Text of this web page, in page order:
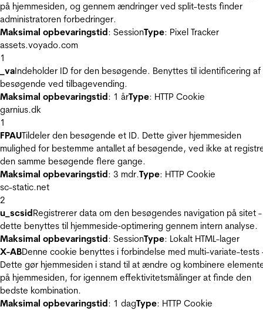
på hjemmesiden, og gennem ændringer ved split-tests finder
administratoren forbedringer.
Maksimal opbevaringstid: SessionType: Pixel Tracker
assets.voyado.com
1
_vaIndeholder ID for den besøgende. Benyttes til identificering af
besøgende ved tilbagevending.
Maksimal opbevaringstid: 1 årType: HTTP Cookie
garnius.dk
1
FPAUTildeler den besøgende et ID. Dette giver hjemmesiden
mulighed for bestemme antallet af besøgende, ved ikke at
den samme besøgende flere gange.
Maksimal opbevaringstid: 3 mdr.Type: HTTP Cookie
sc-static.net
2
u_scsidRegistrerer data om den besøgendes navigation på sitet -
dette benyttes til hjemmeside‐optimering gennem intern analyse.
Maksimal opbevaringstid: SessionType: Lokalt HTML-lager
X-ABDenne cookie benyttes i forbindelse med multi-variate-tests
Dette gør hjemmesiden i stand til at ændre og kombinere
på hjemmesiden, for igennem effektivitetsmålinger at finde den
bedste kombination.
Maksimal opbevaringstid: 1 dagType: HTTP Cookie